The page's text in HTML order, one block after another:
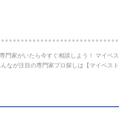
家がいたら今すぐ相談しよう！ マイベ
なが注目の専門家プロ探しは【マイベスト